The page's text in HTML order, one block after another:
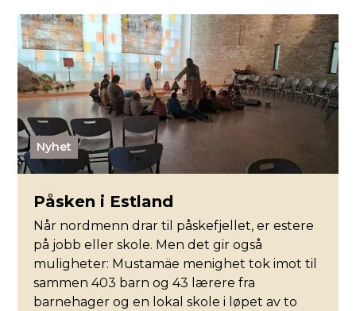
Nyhet
Påsken i Estland
Når nordmenn drar til påskefjellet, er estere
på jobb eller skole. Men det gir også
muligheter: Mustamäe menighet tok imot til
sammen 403 barn og 43 lærere fra
barnehager og en lokal skole i løpet av to